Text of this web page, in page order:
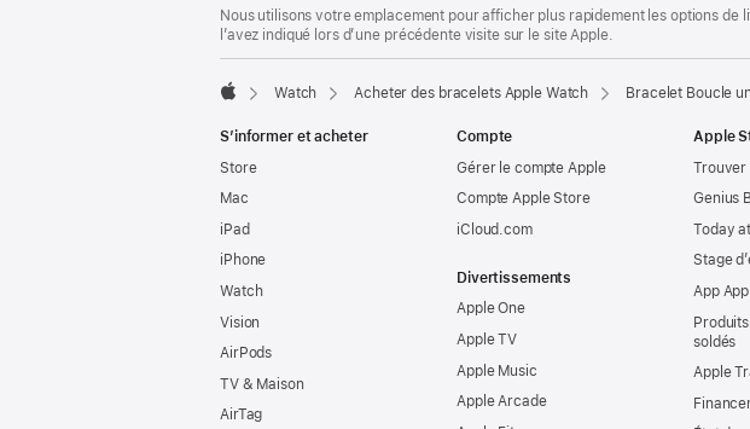
Nous utilisons votre emplacement pour afficher plus rapidement les options
l’avez indiqué lors d’une précédente visite sur le site Apple.
Watch Acheter des bracelets Apple Watch Bracelet Boucle
S’informer et acheter
Store
Mac
iPad
iPhone
Watch
Vision
AirPods
TV & Maison
AirTag
Compte
Gérer le compte Apple
Compte Apple Store
iCloud.com
Divertissements
Apple One
Apple TV
Apple Music
Apple Arcade
Apple
Trouver
Genius
Today
Stage
App
soldés
Apple